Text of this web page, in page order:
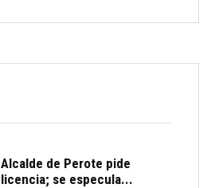
Alcalde de Perote pide
licencia; se especula...